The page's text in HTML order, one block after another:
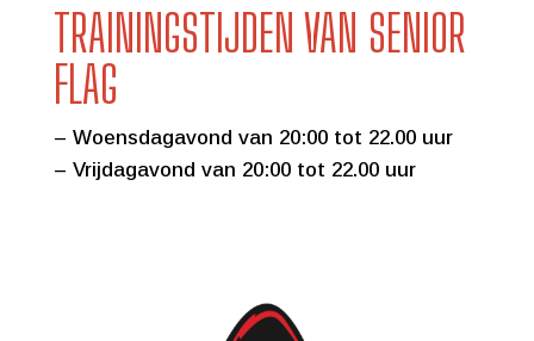
TRAININGSTIJDEN VAN SENIOR
FLAG
– Woensdagavond van 20:00 tot 22.00 uur
– Vrijdagavond van 20:00 tot 22.00 uur